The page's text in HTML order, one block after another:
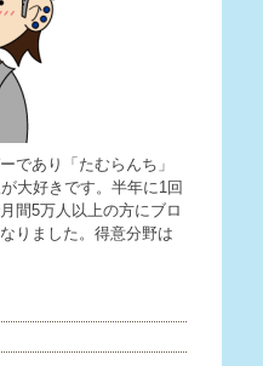
であり「たむらんち」
大好きです。半年に1回
間5万人以上の方にブロ
りました。得意分野は